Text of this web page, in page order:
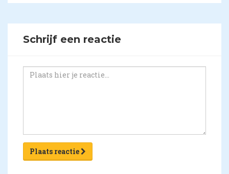
Schrijf een reactie
Plaats reactie